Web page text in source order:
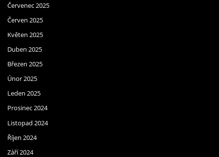
Červenec 2025
Červen 2025
Květen 2025
Duben 2025
Březen 2025
Únor 2025
Leden 2025
Prosinec 2024
Listopad 2024
Říjen 2024
Září 2024